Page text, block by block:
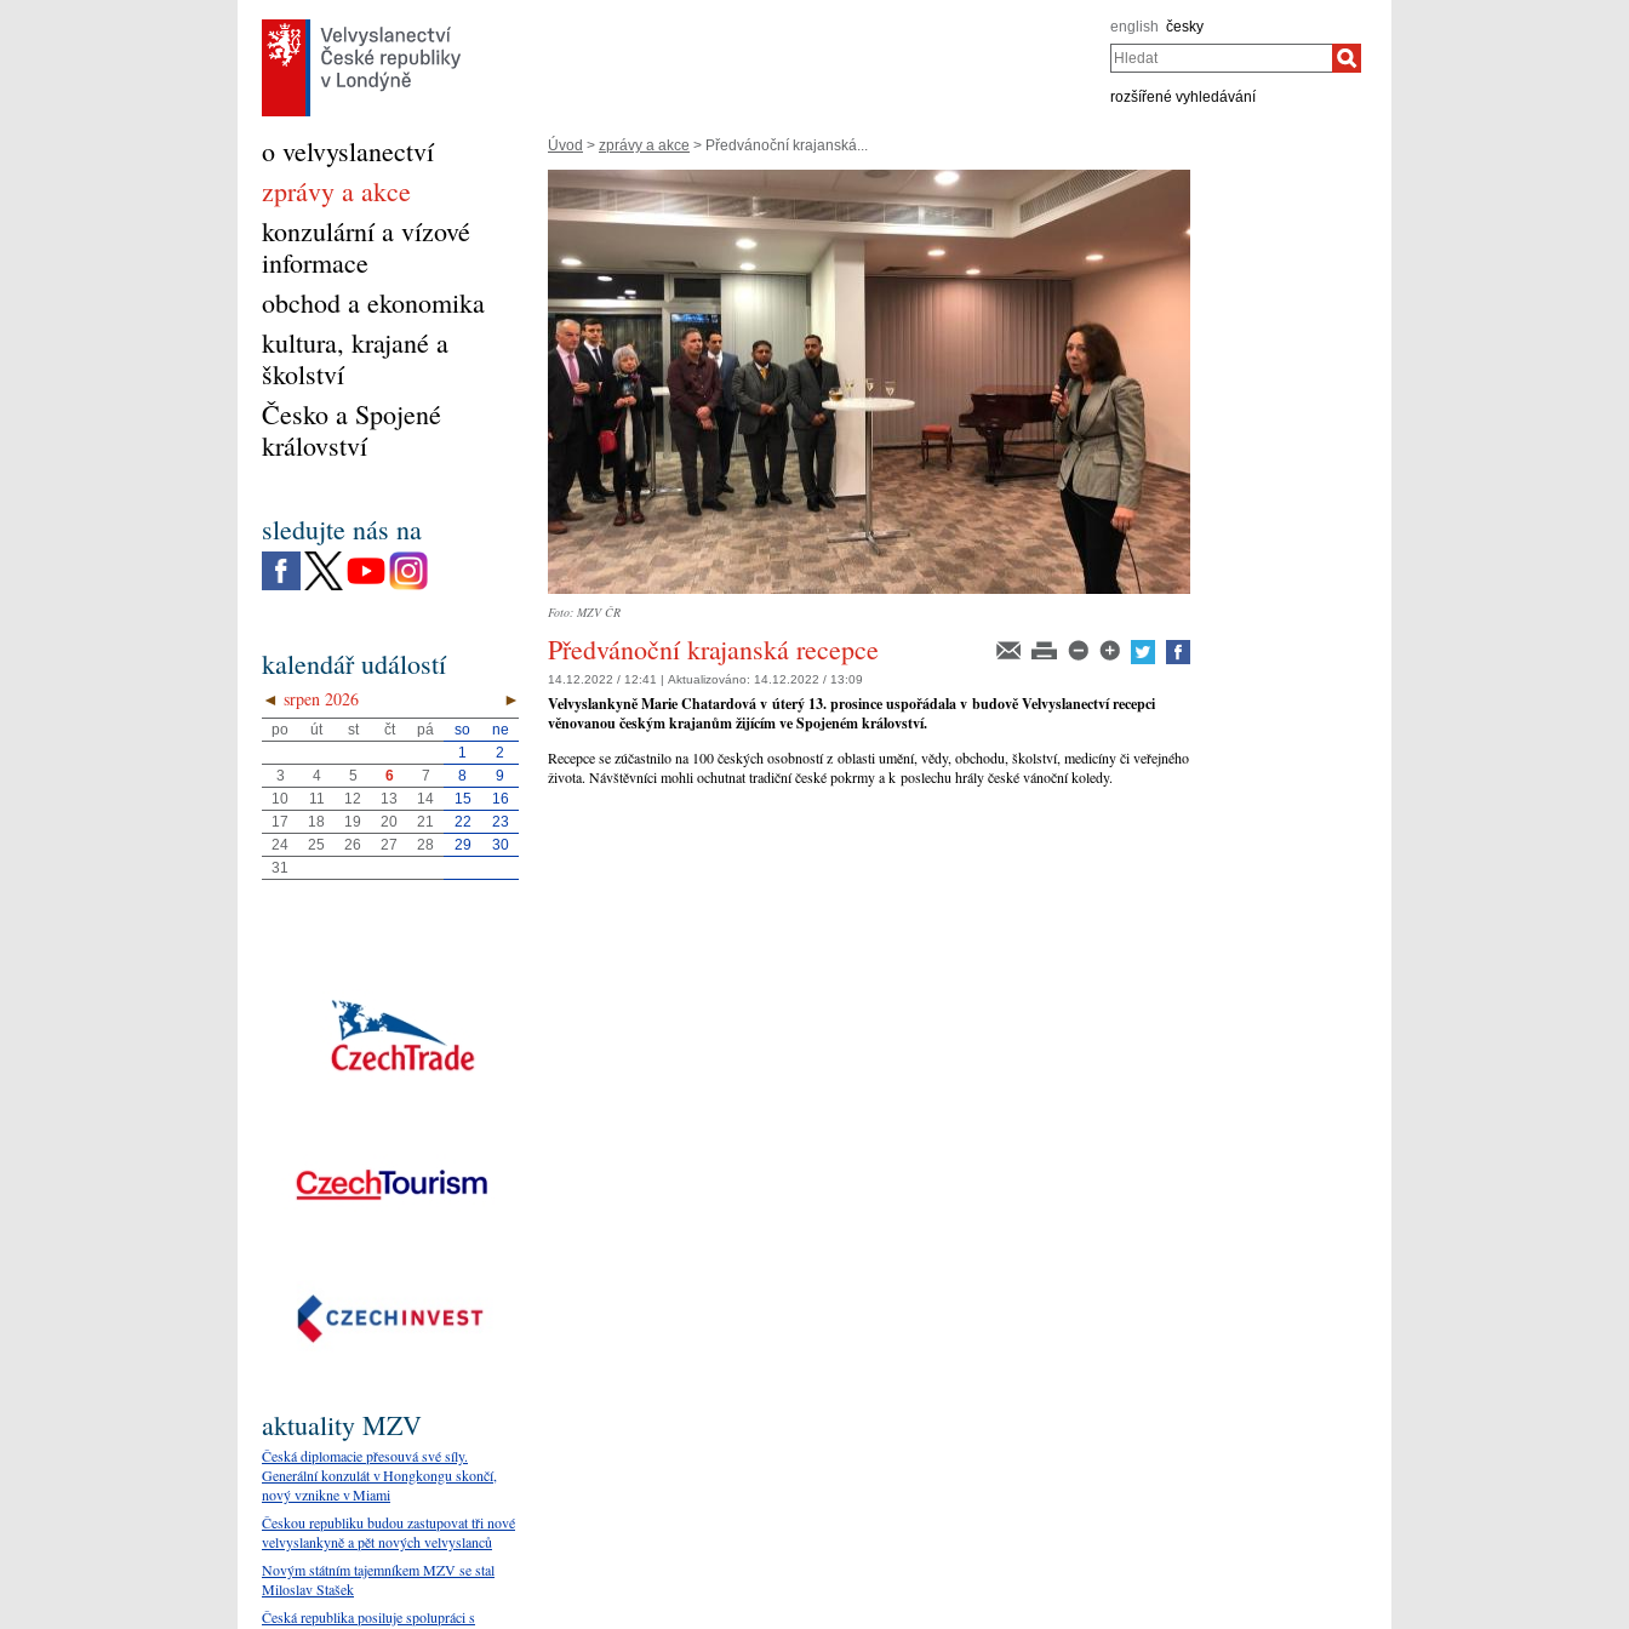
english česky
Hledat
rozšířené vyhledávání
Úvod > zprávy a akce > Předvánoční krajanská...
Foto: MZV ČR
Předvánoční krajanská recepce
14.12.2022 / 12:41 | Aktualizováno: 14.12.2022 / 13:09
Velvyslankyně Marie Chatardová v úterý 13. prosince uspořádala v budově Velvyslanectví recepci
věnovanou českým krajanům žijícím ve Spojeném království.
Recepce se zúčastnilo na 100 českých osobností z oblasti umění, vědy, obchodu, školství, medicíny či veřejného
života. Návštěvníci mohli ochutnat tradiční české pokrmy a k poslechu hrály české vánoční koledy.
o velvyslanectví
zprávy a akce
konzulární a vízové
informace
obchod a ekonomika
kultura, krajané a
školství
Česko a Spojené
království
sledujte nás na
kalendář událostí
◄ ►
srpen 2026
po út st čt pá so
ne
1
2
3
4 5 6 7 8
9
10
11 12 13 14 15
16
17
18 19 20 21 22
23
24
25 26 27 28 29
30
31
aktuality MZV
Česká diplomacie přesouvá své síly.
Generální konzulát v Hongkongu skončí,
nový vznikne v Miami
Českou republiku budou zastupovat tři nové
velvyslankyně a pět nových velvyslanců
Novým státním tajemníkem MZV se stal
Miloslav Stašek
Česká republika posiluje spolupráci s